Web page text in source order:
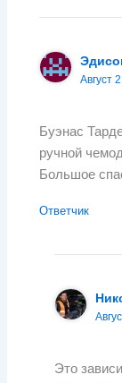
Август
Буэнас
ручной
Большое
Ответчик
Это